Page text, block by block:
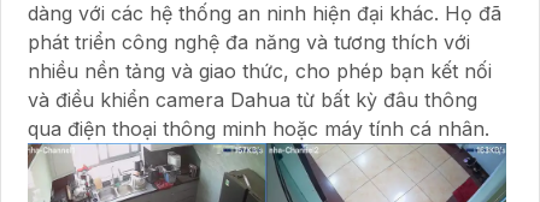
dàng với các hệ thống an ninh hiện đại khác. Họ đã
phát triển công nghệ đa năng và tương thích với
nhiều nền tảng và giao thức, cho phép bạn kết nối
và điều khiển camera Dahua từ bất kỳ đâu thông
qua điện thoại thông minh hoặc máy tính cá nhân.